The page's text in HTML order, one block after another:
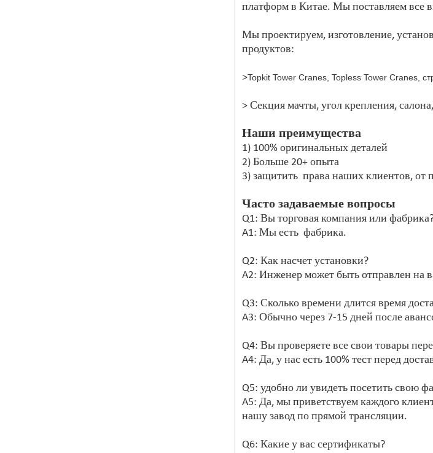
платформ в Китае. Мы поставляем все
Мы проектируем, изготовление,
продуктов:
>Topkit Tower Cranes, Topless Tower Cranes,
> Секция мачты, угол крепления,
Наши преимущества
1) 100% оригинальных деталей
2) Больше 20+ опыта
3) защитить права наших клиентов, от
Часто задаваемые вопросы
Q1: Вы торговая компания или
A1: Мы есть фабрика.
Q2: Как насчет установки?
A2: Инженер может быть отправлен на
Q3: Сколько времени длится время
A3: Обычно через 7-15 дней после
Q4: Вы проверяете все свои товары
A4: Да, у нас есть 100% тест перед
Q5: удобно ли увидеть посетить свою
A5: Да, мы приветствуем каждого
нашу завод по прямой трансляции.
Q6: Какие у вас сертификаты?